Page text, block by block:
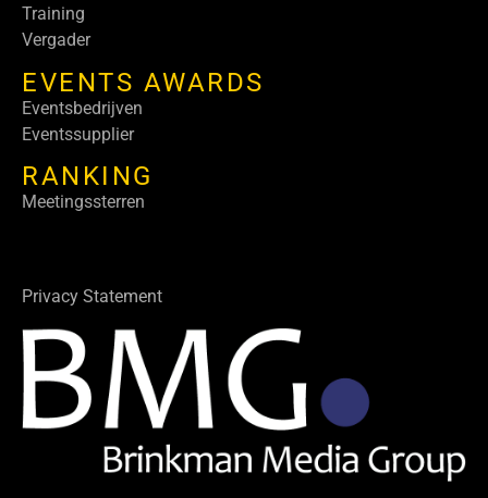
Training
Vergader
EVENTS AWARDS
Eventsbedrijven
Eventssupplier
RANKING
Meetingssterren
Privacy Statement